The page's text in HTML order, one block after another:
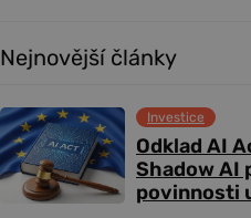
Nejnovější články
Odklad AI
Shadow AI
povinnosti
Investice